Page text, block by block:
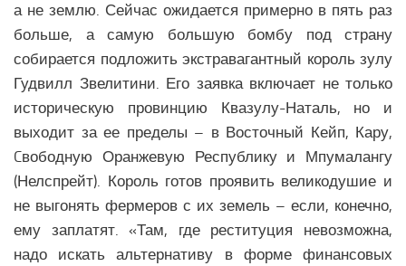
а не землю. Сейчас ожидается примерно в пять раз
больше, а самую большую бомбу под страну
собирается подложить экстравагантный король зулу
Гудвилл Звелитини. Его заявка включает не только
историческую провинцию Квазулу-Наталь, но и
выходит за ее пределы – в Восточный Кейп, Кару,
Cвободную Оранжевую Республику и Мпумалангу
(Нелспрейт). Король готов проявить великодушие и
не выгонять фермеров с их земель – если, конечно,
ему заплатят. «Там, где реституция невозможна,
надо искать альтернативу в форме финансовых